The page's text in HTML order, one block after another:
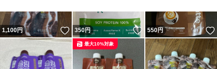
1,100円 いいね！
350円 いいね！
550円
最大10%対象